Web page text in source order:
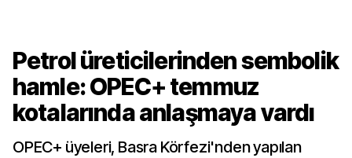
Petrol üreticilerinden sembolik
hamle: OPEC+ temmuz
kotalarında anlaşmaya vardı
OPEC+ üyeleri, Basra Körfezi'nden yapılan